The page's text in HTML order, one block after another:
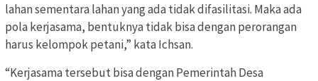
lahan sementara lahan yang ada tidak difasilitasi. Maka ada
pola kerjasama, bentuknya tidak bisa dengan perorangan
harus kelompok petani,” kata Ichsan.
“Kerjasama tersebut bisa dengan Pemerintah Desa